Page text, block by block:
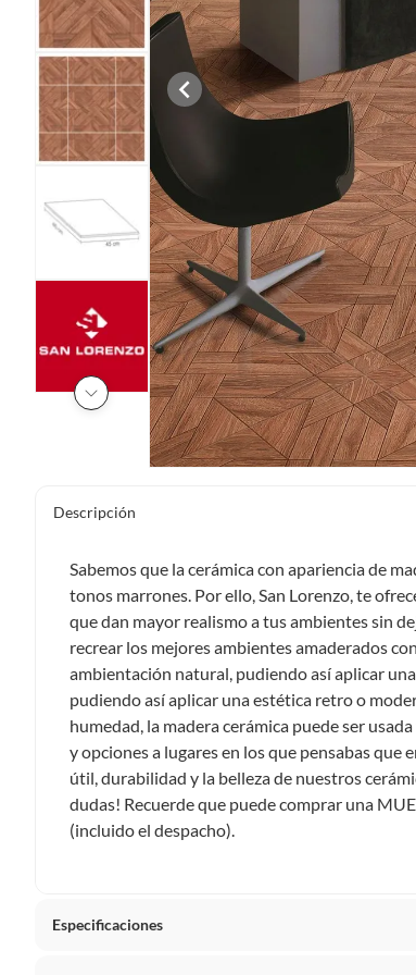
Descripción
Sabemos que la cerámica con apariencia de
tonos marrones. Por ello, San Lorenzo, te
que dan mayor realismo a tus ambientes sin
recrear los mejores ambientes amaderados
ambientación natural, pudiendo así aplicar
pudiendo así aplicar una estética retro o
humedad, la madera cerámica puede ser
y opciones a lugares en los que pensabas que
útil, durabilidad y la belleza de nuestros
dudas! Recuerde que puede comprar una
(incluido el despacho).
Especificaciones